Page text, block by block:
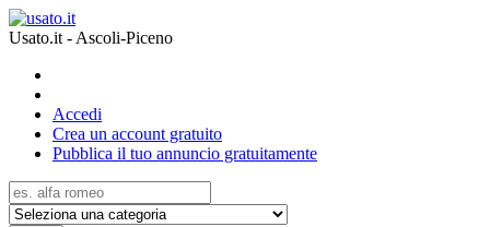
Usato.it - Ascoli-Piceno
Accedi
Crea un account gratuito
Pubblica il tuo annuncio gratuitamente